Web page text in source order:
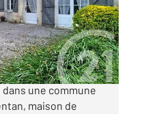
ML Immobilier vous
une commune
maison de